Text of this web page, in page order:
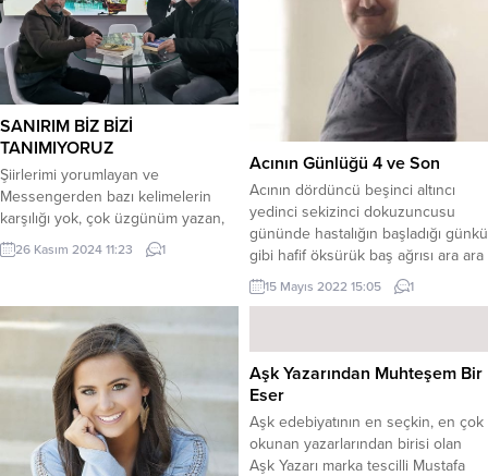
SANIRIM BİZ BİZİ
TANIMIYORUZ
Şiirlerimi yorumlayan ve
Messengerden bazı kelimelerin
karşılığı yok, çok üzgünüm yazan,
yabancı dostlarımın düşündürdüğü
, kendimi sorgulama şekli; Bence
söylemek istiyorum, bana milliyetçi
diyebilirsiniz, eğer vatanını sevmek,
başkasının malına göz dikmemek,
doğruyum çalışkanım demek gibi
algılıyorsanız eğer milliyetçiliği…..
Bana sosyalist de diyebilirsiniz;
eğer paylaşımcı iseniz,...
26 Kasım 2024 11:23 1
Acının Günlüğü 4 ve Son
Acının dördüncü beşinci altıncı
yedinci sekizinci dokuzuncusu
gününde hastalığın başladığı günkü
gibi hafif öksürük baş ağrısı ara ara
devam ederken aile fertlerinden
birisi ani değişimlerle zaman zaman
zaman acil durumlar olurken bende
günlük tedavimi elinden geldikçe
aile fertlerinden...
15 Mayıs 2022 15:05 1
Aşk Yazarından Muhteşem Bir
Eser
Aşk edebiyatının en seçkin, en çok
okunan yazarlarından birisi olan
Aşk Yazarı marka tescilli Mustafa